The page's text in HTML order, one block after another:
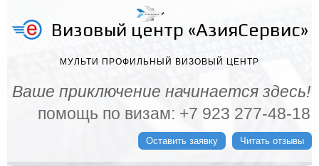
Визовый центр «АзияСервис»
МУЛЬТИ ПРОФИЛЬНЫЙ ВИЗОВЫЙ ЦЕНТР
Ваше приключение начинается здесь!
помощь по визам: +7 923 277-48-18
Оставить заявку Читать отзывы